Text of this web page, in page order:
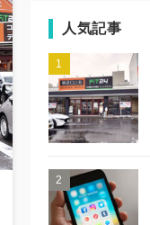
人気記事